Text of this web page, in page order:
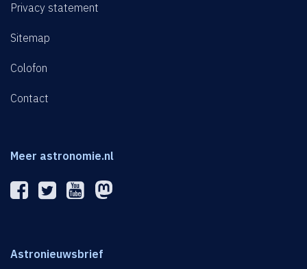
Privacy statement
Sitemap
Colofon
Contact
Meer astronomie.nl
Astronieuwsbrief